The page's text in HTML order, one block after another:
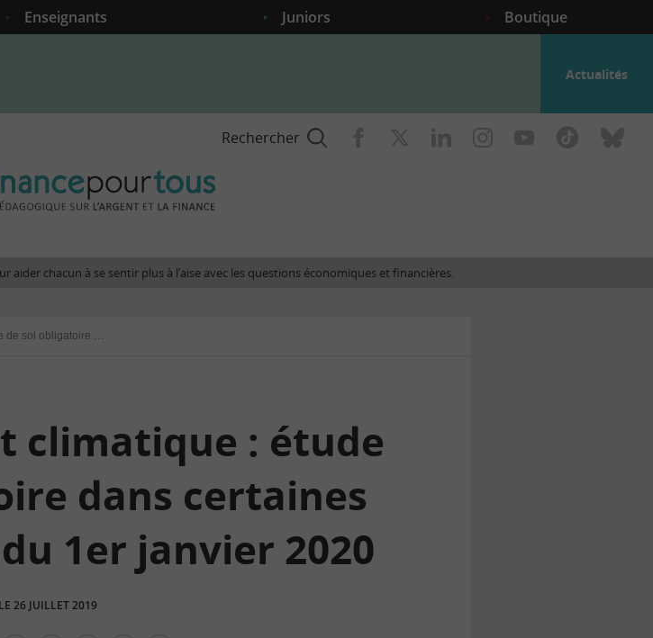
Enseignants Juniors Boutique
Actualités
Rechercher
finance
site
chacun à se sentir plus à l’aise avec les questions économiques et financières.
Réchauffement climatique : étude de sol obligatoire dans certaines zones à partir du 1er janvier 2020
climatique : étude
dans certaines
1er janvier 2020
LE 26 JUILLET 2019